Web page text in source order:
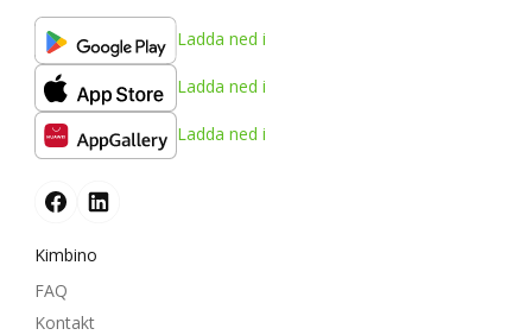
Ladda ned i
Ladda ned i
Ladda ned i
Kimbino
FAQ
Kontakt